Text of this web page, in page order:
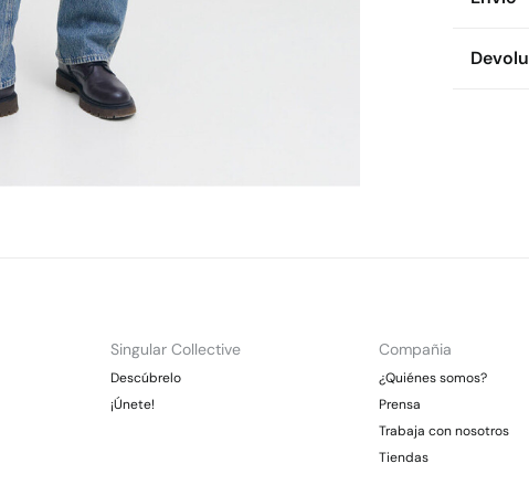
Singular Collective
Descúbrelo
¡Únete!
Compañia
¿Quiénes somos?
Prensa
Trabaja con nosotros
Tiendas